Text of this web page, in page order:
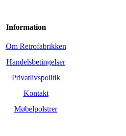
Information
Om Retrofabrikken
Handelsbetingelser
Privatlivspolitik
Kontakt
Møbelpolstrer